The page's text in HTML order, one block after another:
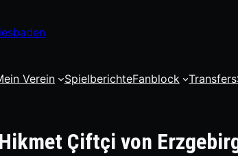
Verein SpielberichteFanblock Transfers
Çiftçi von